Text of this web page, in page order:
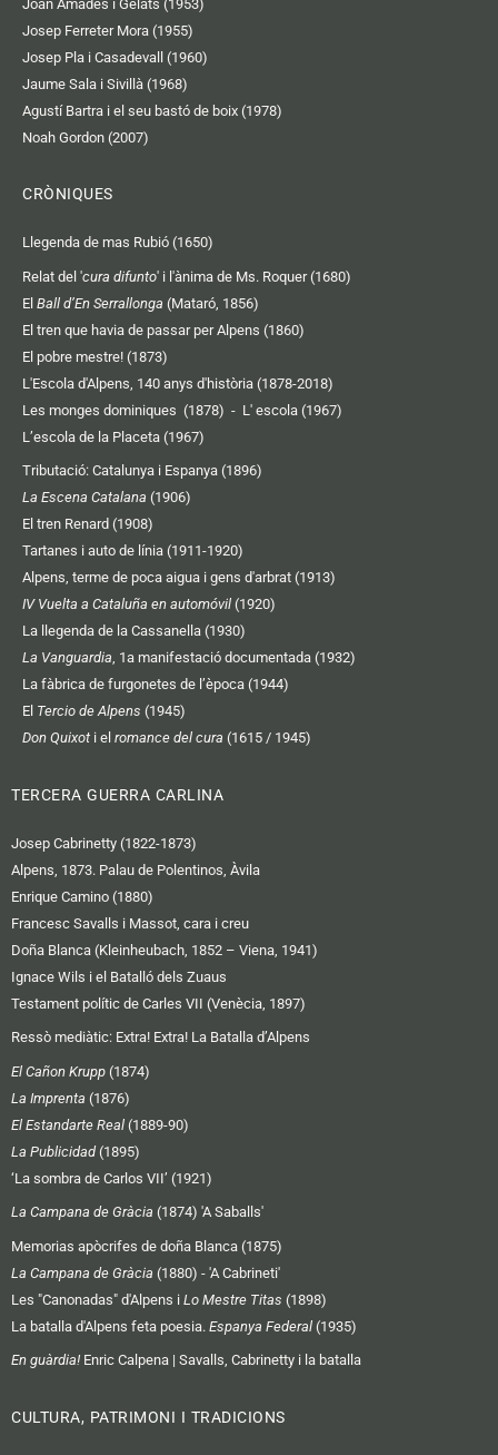
Joan Amades i Gelats (1953)
Josep Ferreter Mora (1955)
Josep Pla i Casadevall (1960)
Jaume Sala i Sivillà (1968)
Agustí Bartra i el seu bastó de boix (1978)
Noah Gordon (2007)
CRÒNIQUES
Llegenda de mas Rubió (1650)
Relat del 'cura difunto' i l'ànima de Ms. Roquer (1680)
El Ball d’En Serrallonga (Mataró, 1856)
El tren que havia de passar per Alpens (1860)
El pobre mestre! (1873)
L'Escola d'Alpens, 140 anys d'història (1878-2018)
Les monges dominiques (1878) - L' escola (1967)
L’escola de la Placeta (1967)
Tributació: Catalunya i Espanya (1896)
La Escena Catalana (1906)
El tren Renard (1908)
Tartanes i auto de línia (1911-1920)
Alpens, terme de poca aigua i gens d'arbrat (1913)
IV Vuelta a Cataluña en automóvil (1920)
La llegenda de la Cassanella (1930)
La Vanguardia, 1a manifestació documentada (1932)
La fàbrica de furgonetes de l’època (1944)
El Tercio de Alpens (1945)
Don Quixot i el romance del cura (1615 / 1945)
TERCERA GUERRA CARLINA
Josep Cabrinetty (1822-1873)
Alpens, 1873. Palau de Polentinos, Àvila
Enrique Camino (1880)
Francesc Savalls i Massot, cara i creu
Doña Blanca (Kleinheubach, 1852 – Viena, 1941)
Ignace Wils i el Batalló dels Zuaus
Testament polític de Carles VII (Venècia, 1897)
Ressò mediàtic: Extra! Extra! La Batalla d’Alpens
El Cañon Krupp (1874)
La Imprenta (1876)
El Estandarte Real (1889-90)
La Publicidad(1895)
‘La sombra de Carlos VII’ (1921)
La Campana de Gràcia (1874) 'A Saballs'
Memorias apòcrifes de doña Blanca (1875)
La Campana de Gràcia (1880) - 'A Cabrineti'
Les "Canonadas" d'Alpens i Lo Mestre Titas (1898)
La batalla d'Alpens feta poesia. Espanya Federal (1935)
En guàrdia! Enric Calpena | Savalls, Cabrinetty i la batalla
CULTURA, PATRIMONI I TRADICIONS